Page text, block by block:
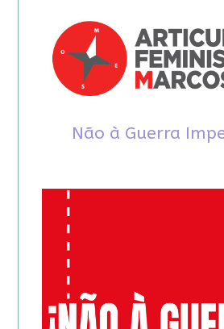
Não à Guerra